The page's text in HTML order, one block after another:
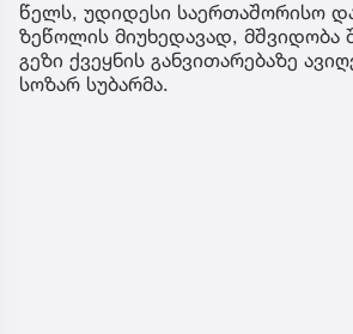
წელს, უდიდესი საერთაშორისო
ზეწოლის მიუხედავად, მშვიდობა
გეზი ქვეყნის განვითარებაზე
სოზარ სუბარმა.